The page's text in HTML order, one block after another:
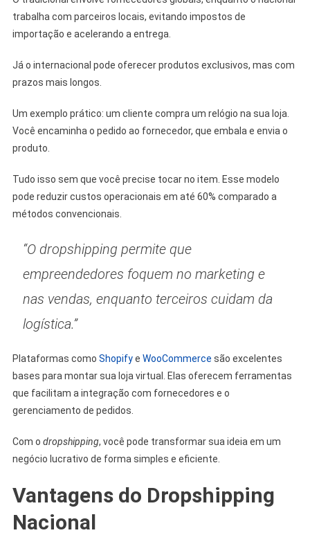
trabalha com parceiros locais, evitando impostos de
importação e acelerando a entrega.
Já o internacional pode oferecer produtos exclusivos, mas com
prazos mais longos.
Um exemplo prático: um cliente compra um relógio na sua loja.
Você encaminha o pedido ao fornecedor, que embala e envia o
produto.
Tudo isso sem que você precise tocar no item. Esse modelo
pode reduzir custos operacionais em até 60% comparado a
métodos convencionais.
“O dropshipping permite que
empreendedores foquem no marketing e
nas vendas, enquanto terceiros cuidam da
logística.”
Plataformas como Shopifye WooCommerce são excelentes
bases para montar sua loja virtual. Elas oferecem ferramentas
que facilitam a integração com fornecedores e o
gerenciamento de pedidos.
Com o dropshipping, você pode transformar sua ideia em um
negócio lucrativo de forma simples e eficiente.
Vantagens do Dropshipping
Nacional